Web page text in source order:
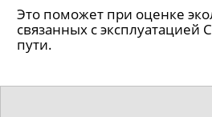
Это поможет при оценке
связанных с эксплуатацией
пути.